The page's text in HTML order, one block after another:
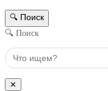
🔍 Поиск
🔍 Поиск
✕